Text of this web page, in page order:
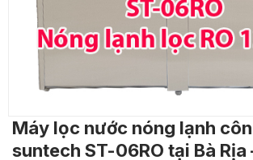
Máy lọc nước nóng lạnh
suntech ST-06RO tại Bà Rịa